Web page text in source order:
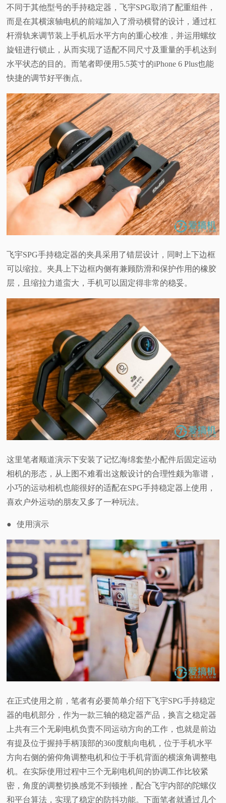
不同于其他型号的手持稳定器，飞宇SPG取消了配重组件，
而是在其横滚轴电机的前端加入了滑动横臂的设计，通过杠
杆滑轨来调节装上手机后水平方向的重心校准，并运用螺纹
旋钮进行锁止，从而实现了适配不同尺寸及重量的手机达到
水平状态的目的。而笔者即便用5.5英寸的iPhone 6 Plus也能
快捷的调节好平衡点。
飞宇SPG手持稳定器的夹具采用了错层设计，同时上下边框
可以缩拉。夹具上下边框内侧有兼顾防滑和保护作用的橡胶
层，且缩拉力道蛮大，手机可以固定得非常的稳妥。
这里笔者顺道演示下安装了记忆海绵套垫小配件后固定运动
相机的形态，从上图不难看出这般设计的合理性颇为靠谱，
小巧的运动相机也能很好的适配在SPG手持稳定器上使用，
喜欢户外运动的朋友又多了一种玩法。
● 使用演示
在正式使用之前，笔者有必要简单介绍下飞宇SPG手持稳定
器的电机部分，作为一款三轴的稳定器产品，换言之稳定器
上共有三个无刷电机负责不同运动方向的工作，也就是前边
有提及位于握持手柄顶部的360度航向电机，位于手机水平
方向右侧的俯仰角调整电机和位于手机背面的横滚角调整电
机。在实际使用过程中三个无刷电机间的协调工作比较紧
密，角度的调整切换感觉不到顿挫，配合飞宇内部的陀螺仪
和平台算法，实现了稳定的防抖功能。下面笔者就通过几个